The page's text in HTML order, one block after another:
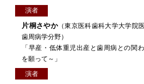
演者
片桐さやか（東京医科歯科大学大学院
歯周病学分野）
「早産・低体重児出産と歯周病との関
を願って～」
演者